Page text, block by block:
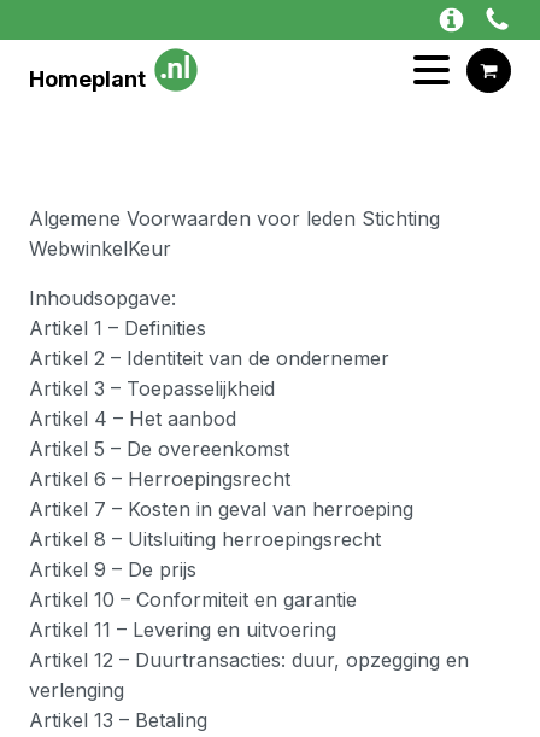
Homeplant
Algemene Voorwaarden voor leden Stichting
WebwinkelKeur
Inhoudsopgave:
Artikel 1 – Definities
Artikel 2 – Identiteit van de ondernemer
Artikel 3 – Toepasselijkheid
Artikel 4 – Het aanbod
Artikel 5 – De overeenkomst
Artikel 6 – Herroepingsrecht
Artikel 7 – Kosten in geval van herroeping
Artikel 8 – Uitsluiting herroepingsrecht
Artikel 9 – De prijs
Artikel 10 – Conformiteit en garantie
Artikel 11 – Levering en uitvoering
Artikel 12 – Duurtransacties: duur, opzegging en
verlenging
Artikel 13 – Betaling